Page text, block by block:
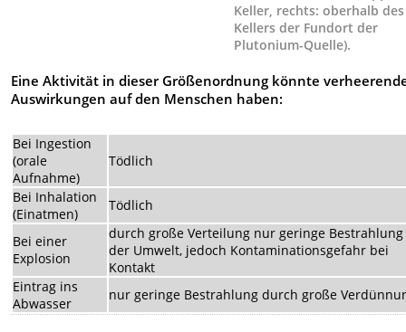
Keller, rechts: oberhalb des
Kellers der Fundort der
Plutonium-Quelle).
Eine Aktivität in dieser Größenordnung könnte
Auswirkungen auf den Menschen haben:
Bei Ingestion
(orale
Aufnahme)
Tödlich
Bei Inhalation
(Einatmen)
Tödlich
Bei einer
Explosion
durch große Verteilung nur geringe
der Umwelt, jedoch Kontaminationsgefahr bei
Kontakt
Eintrag ins
Abwasser
nur geringe Bestrahlung durch große